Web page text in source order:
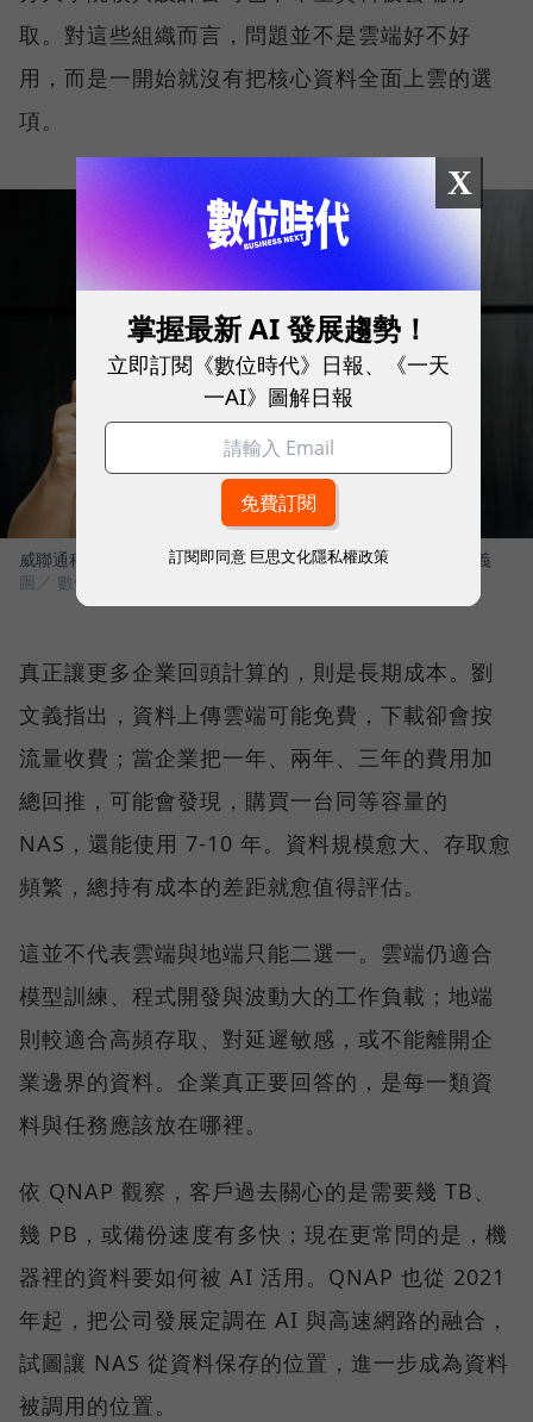
取。對這些組織而言，問題並不是雲端好不好
用，而是一開始就沒有把核心資料全面上雲的選
項。
威聯通科技（QNAP）總經理暨威強電集團（IEI）董事長 劉文義
圖／ 數位時代
真正讓更多企業回頭計算的，則是長期成本。劉
文義指出，資料上傳雲端可能免費，下載卻會按
流量收費；當企業把一年、兩年、三年的費用加
總回推，可能會發現，購買一台同等容量的
NAS，還能使用 7-10 年。資料規模愈大、存取愈
頻繁，總持有成本的差距就愈值得評估。
這並不代表雲端與地端只能二選一。雲端仍適合
模型訓練、程式開發與波動大的工作負載；地端
則較適合高頻存取、對延遲敏感，或不能離開企
業邊界的資料。企業真正要回答的，是每一類資
料與任務應該放在哪裡。
依 QNAP 觀察，客戶過去關心的是需要幾 TB、
幾 PB，或備份速度有多快；現在更常問的是，機
器裡的資料要如何被 AI 活用。QNAP 也從 2021
年起，把公司發展定調在 AI 與高速網路的融合，
試圖讓 NAS 從資料保存的位置，進一步成為資料
被調用的位置。
X
掌握最新 AI 發展趨勢！
立即訂閱《數位時代》日報、《一天
一AI》圖解日報
訂閱即同意 巨思文化隱私權政策